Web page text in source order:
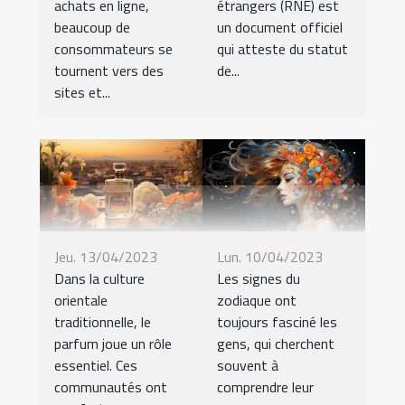
achats en ligne,
beaucoup de
consommateurs se
tournent vers des
sites et...
étrangers (RNE) est
un document officiel
qui atteste du statut
de...
Jeu. 13/04/2023
Dans la culture
orientale
traditionnelle, le
parfum joue un rôle
essentiel. Ces
communautés ont
Lun. 10/04/2023
Les signes du
zodiaque ont
toujours fasciné les
gens, qui cherchent
souvent à
comprendre leur